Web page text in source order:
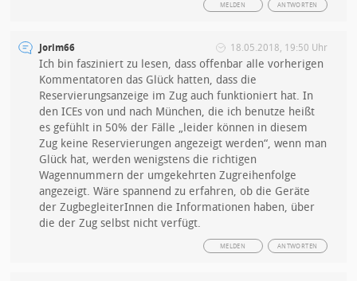
ANTWORTEN
MELDEN
Jorim66 18.05.2018, 19:50 Uhr
Ich bin fasziniert zu lesen, dass offenbar alle vorherigen
Kommentatoren das Glück hatten, dass die
Reservierungsanzeige im Zug auch funktioniert hat. In
den ICEs von und nach München, die ich benutze heißt
es gefühlt in 50% der Fälle „leider können in diesem
Zug keine Reservierungen angezeigt werden“, wenn man
Glück hat, werden wenigstens die richtigen
Wagennummern der umgekehrten Zugreihenfolge
angezeigt. Wäre spannend zu erfahren, ob die Geräte
der ZugbegleiterInnen die Informationen haben, über
die der Zug selbst nicht verfügt.
ANTWORTEN
MELDEN